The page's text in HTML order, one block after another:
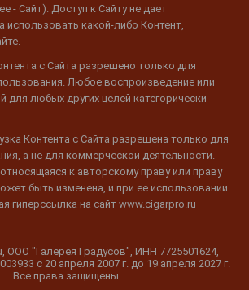
- Сайт). Доступ к Сайту не дает
использовать какой-либо Контент,
с Сайта разрешено только для
Любое воспроизведение или
для любых других целей категорически
Контента с Сайта разрешена только для
а не для коммерческой деятельности.
к авторскому праву или праву
быть изменена, и при ее использовании
гиперссылка на сайт www.cigarpro.ru
ООО "Галерея Градусов", ИНН 7725501624,
c 20 апреля 2007 г. до 19 апреля 2027 г.
Все права защищены.